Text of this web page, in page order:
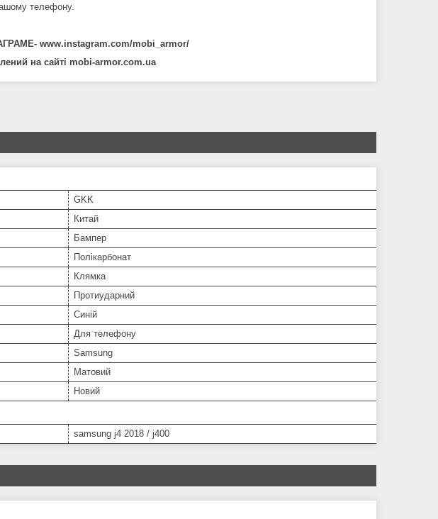
телефону.
www.instagram.com/mobi_armor/
на сайті mobi-armor.com.ua
GKK
Китай
Бампер
Полікарбонат
Клямка
Протиударний
Синій
Для телефону
Samsung
Матовий
Новий
samsung j4 2018 / j400